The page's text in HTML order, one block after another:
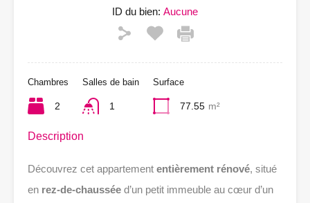
ID du bien: Aucune
Chambres
2
Salles de bain
1
Surface
77.55 m²
Description
Découvrez cet appartement entièrement rénové, situé
en rez-de-chaussée d’un petit immeuble au cœur d’un